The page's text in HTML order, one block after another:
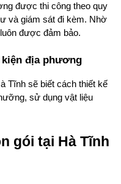
được thi công theo quy
và giám sát đi kèm. Nhờ
được đảm bảo.
địa phương
Tĩnh sẽ biết cách thiết kế
sử dụng vật liệu
gói tại Hà Tĩnh